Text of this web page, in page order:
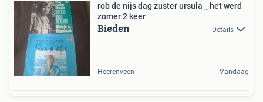
rob de nijs dag zuster ursula _ het werd
zomer 2 keer
Bieden Details
Heerenveen Vandaag